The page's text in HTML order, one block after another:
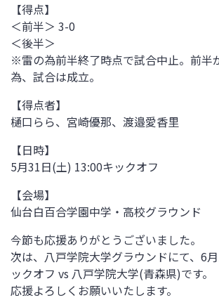
【得点】
＜前半＞ 3-0
＜後半＞
※雷の為前半終了時点で試合中止。前半
為、試合は成立。
【得点者】
樋口らら、宮崎優那、渡邉愛香里
【日時】
5月31日(土) 13:00キックオフ
【会場】
仙台白百合学園中学・高校グラウンド
今節も応援ありがとうございました。
次は、 八戸学院大学グラウンドにて、6
ックオフ vs 八戸学院大学(青森県)です。
応援よろしくお願いいたします。